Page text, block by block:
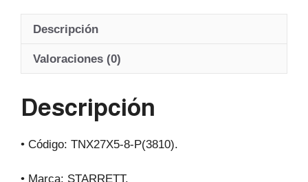
at
A
p
c
b
o
e
a
ail
Descripción
Valoraciones (0)
Descripción
• Código: TNX27X5-8-P(3810).
• Marca: STARRETT.